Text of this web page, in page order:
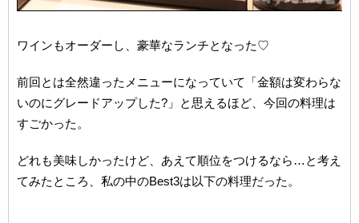
ワインもオーダーし、豪華なランチとなった♡
前回とは全然違ったメニューになっていて「金額は変わらな
いのにグレードアップした?」と思えるほど、今回の料理は
すごかった。
どれも美味しかったけど、あえて順位をつけるなら…と考え
てみたところ、私の中のBest3は以下の料理だった。